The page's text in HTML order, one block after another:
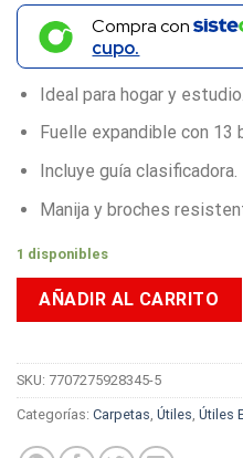
Compra con
cupo.
Ideal para hogar y estudio.
Fuelle expandible con 13
Incluye guía clasificadora.
Manija y broches
1 disponibles
AÑADIR AL CARRITO
SKU: 7707275928345-5
Categorías: Carpetas, Útiles, Útiles